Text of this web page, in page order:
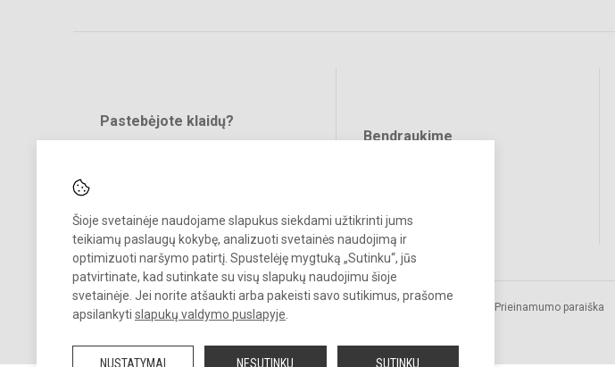
Šioje svetainėje naudojame slapukus siekdami užtikrinti jums
teikiamų paslaugų kokybę, analizuoti svetainės naudojimą ir
optimizuoti naršymo patirtį. Spustelėję mygtuką „Sutinku“, jūs
patvirtinate, kad sutinkate su visų slapukų naudojimu šioje
svetainėje. Jei norite atšaukti arba pakeisti savo sutikimus, prašome
apsilankyti slapukų valdymo puslapyje
NUSTATYMAI NESUTINKU SUTINKU
Pastebėjote klaidų?
Bendraukime
© 2022. Vilniaus lopšelis darželis Naminukas. Visos teisės saugomos.
Kopijuoti turinį be raštiško darželio administracijos sutikimo griežtai
Prieinamumo paraiška